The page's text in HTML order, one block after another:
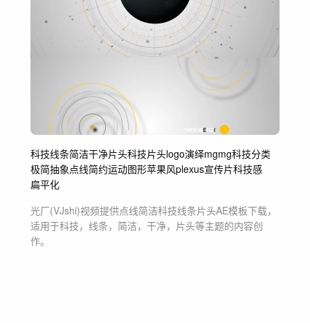
科技线条简洁干净片头科技片头logo演绎mgmg科技分类
极简抽象 点线简约运动图形苹果风plexus宣传片科技感
扁平化
光厂(VJshi)视频提供点线简洁科技线条片头AE模板下载，
适用于科技，线条，简洁，干净，片头等主题的内容创
作。